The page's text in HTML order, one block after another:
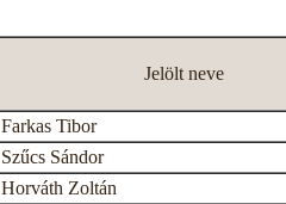
Jelölt neve
Farkas Tibor
Szűcs Sándor
Horváth Zoltán